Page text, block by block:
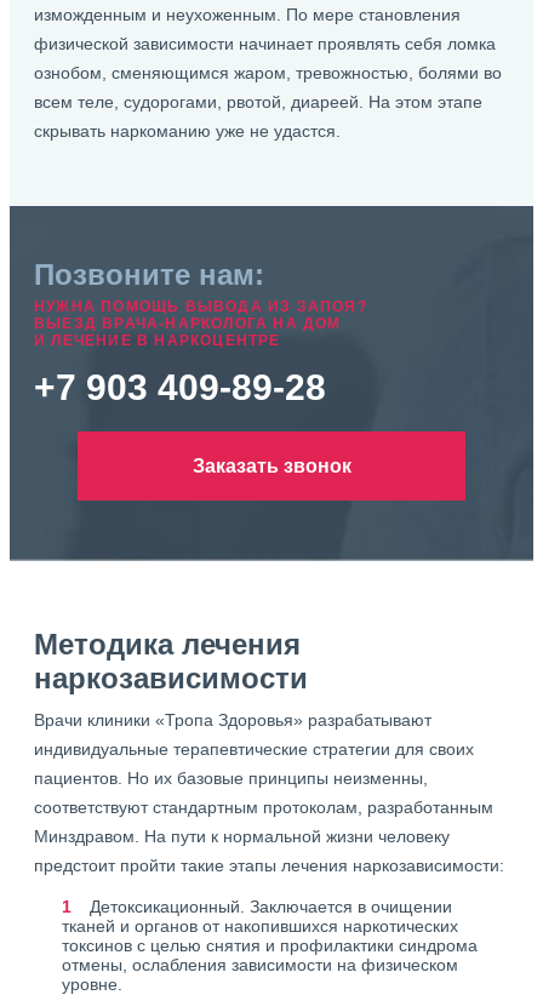
изможденным и неухоженным. По мере становления
физической зависимости начинает проявлять себя ломка
ознобом, сменяющимся жаром, тревожностью, болями во
всем теле, судорогами, рвотой, диареей. На этом этапе
скрывать наркоманию уже не удастся.
Позвоните нам:
НУЖНА ПОМОЩЬ ВЫВОДА ИЗ ЗАПОЯ?
ВЫЕЗД ВРАЧА-НАРКОЛОГА НА ДОМ
И ЛЕЧЕНИЕ В НАРКОЦЕНТРЕ
+7 903 409-89-28
Заказать звонок
Методика лечения
наркозависимости
Врачи клиники «Тропа Здоровья» разрабатывают
индивидуальные терапевтические стратегии для своих
пациентов. Но их базовые принципы неизменны,
соответствуют стандартным протоколам, разработанным
Минздравом. На пути к нормальной жизни человеку
предстоит пройти такие этапы лечения наркозависимости:
Детоксикационный. Заключается в очищении
тканей и органов от накопившихся наркотических
токсинов с целью снятия и профилактики синдрома
отмены, ослабления зависимости на физическом
уровне.